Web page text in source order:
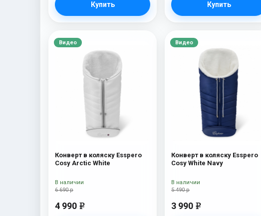
Купить Купить
Видео
Конверт в коляску Esspero
Cosy Arctic White
6 690 р
4 990 e
В наличии
Видео
Конверт в коляску Esspero
Cosy White Navy
5 490 р
3 990 e
В наличии